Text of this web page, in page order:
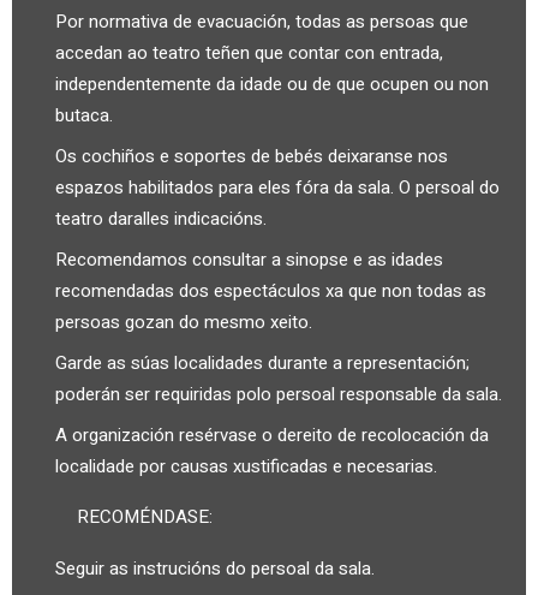
Por normativa de evacuación, todas as persoas que
accedan ao teatro teñen que contar con entrada,
independentemente da idade ou de que ocupen ou non
butaca.
Os cochiños e soportes de bebés deixaranse nos
espazos habilitados para eles fóra da sala. O persoal do
teatro daralles indicacións.
Recomendamos consultar a sinopse e as idades
recomendadas dos espectáculos xa que non todas as
persoas gozan do mesmo xeito.
Garde as súas localidades durante a representación;
poderán ser requiridas polo persoal responsable da sala.
A organización resérvase o dereito de recolocación da
localidade por causas xustificadas e necesarias.
RECOMÉNDASE:
Seguir as instrucións do persoal da sala.